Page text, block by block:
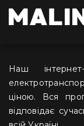
Наш
ціною. Вся
відповідає